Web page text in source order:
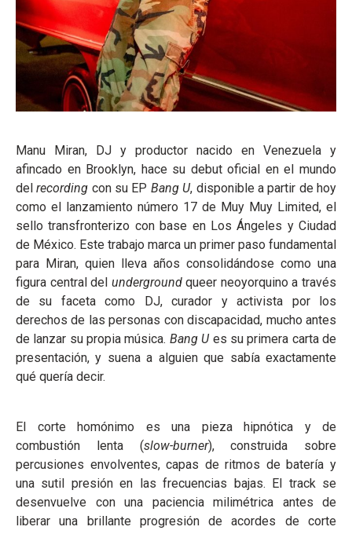
Manu Miran, DJ y productor nacido en Venezuela y
afincado en Brooklyn, hace su debut oficial en el mundo
delrecording con su EP Bang U, disponible a partir de hoy
como el lanzamiento número 17 de Muy Muy Limited, el
sello transfronterizo con base en Los Ángeles y Ciudad
de México. Este trabajo marca un primer paso fundamental
para Miran, quien lleva años consolidándose como una
figura central del undergroundqueer neoyorquino a través
de su faceta como DJ, curador y activista por los
derechos de las personas con discapacidad, mucho antes
de lanzar su propia música. Bang Ues su primera carta de
presentación, y suena a alguien que sabía exactamente
qué quería decir.
El corte homónimo es una pieza hipnótica y de
combustión lenta (slow-burner), construida sobre
percusiones envolventes, capas de ritmos de batería y
una sutil presión en las frecuencias bajas. El track se
desenvuelve con una paciencia milimétrica antes de
liberar una brillante progresión de acordes de corte